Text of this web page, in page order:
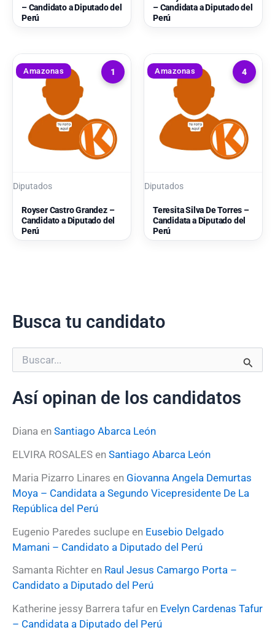
– Candidato a Diputado del
Perú
– Candidata a Diputado del
Perú
1
Amazonas
Diputados
Royser Castro Grandez –
Candidato a Diputado del
Perú
4
Amazonas
Diputados
Teresita Silva De Torres –
Candidata a Diputado del
Perú
Busca tu candidato
u
c
p
r
Así opinan de los candidatos
Diana en Santiago Abarca León
ELVIRA ROSALES en Santiago Abarca León
Maria Pizarro Linares en Giovanna Angela Demurtas
Moya – Candidata a Segundo Vicepresidente De La
República del Perú
Eugenio Paredes suclupe en Eusebio Delgado
Mamani – Candidato a Diputado del Perú
Samanta Richter en Raul Jesus Camargo Porta –
Candidato a Diputado del Perú
Katherine jessy Barrera tafur en Evelyn Cardenas Tafur
– Candidata a Diputado del Perú